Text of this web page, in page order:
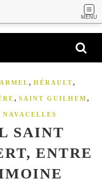
MENU
, HÉRAULT,
, SAINT GUILHEM ,
SAINT
ENTRE